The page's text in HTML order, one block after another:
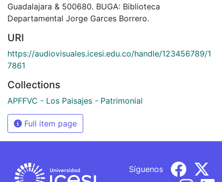
Guadalajara & 500680. BUGA: Biblioteca
Departamental Jorge Garces Borrero.
URI
https://audiovisuales.icesi.edu.co/handle/123456789/1
7861
Collections
APFFVC - Los Paisajes - Patrimonial
Full item page
Síguenos